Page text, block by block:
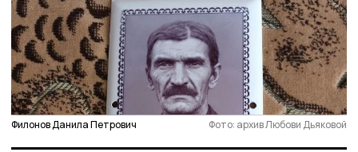
Филонов Данила Петрович Фото: архив Любови Дьяковой